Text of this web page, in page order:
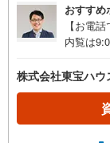
おすすめ
【お電
内覧は
（2）本
に希望日
こだわ
の家族や
株式会社東宝ハ